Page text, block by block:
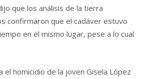
que los análisis de la tierra
confirmaron que el cadáver estuvo
en el mismo lugar, pese a lo cual
el homicidio de la joven Gisela López